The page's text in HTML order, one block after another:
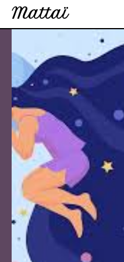
Mattaï